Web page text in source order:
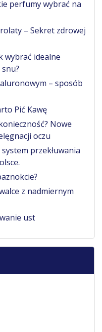
perfumy wybrać na
– Sekret zdrowej
wybrać idealne
– sposób
Pić Kawę
Nowe
oczu
przekłuwania
z nadmiernym
ust